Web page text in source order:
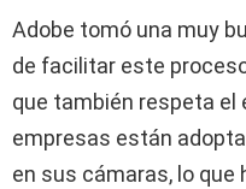
Adobe tomó una muy
de facilitar este
que también respeta el
empresas están
en sus cámaras, lo que